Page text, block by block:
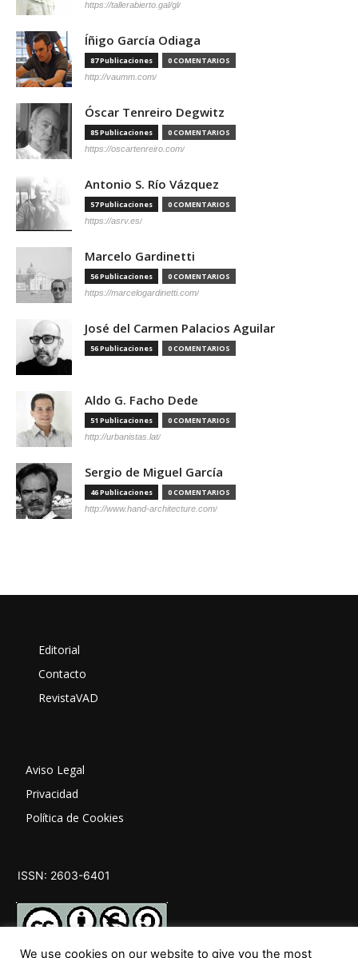
https://tallerabierto.gal/gl/
Íñigo García Odiaga
87 Publicaciones 0 COMENTARIOS
http://vaumm.com/
Óscar Tenreiro Degwitz
85 Publicaciones 0 COMENTARIOS
https://oscartenreiro.com/
Antonio S. Río Vázquez
57 Publicaciones 0 COMENTARIOS
https://asrv.es/
Marcelo Gardinetti
56 Publicaciones 0 COMENTARIOS
https://marcelogardinetti.com/
José del Carmen Palacios Aguilar
56 Publicaciones 0 COMENTARIOS
Aldo G. Facho Dede
51 Publicaciones 0 COMENTARIOS
http://urbanistas.lat/
Sergio de Miguel García
46 Publicaciones 0 COMENTARIOS
http://www.hand-architecture.com/
Editorial
Contacto
RevistaVAD
Aviso Legal
Privacidad
Política de Cookies
ISSN: 2603-6401
We use cookies on our website to give you the most